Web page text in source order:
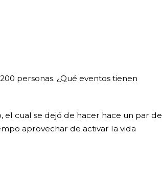
personas. ¿Qué eventos tienen
el cual se dejó de hacer hace un par de
aprovechar de activar la vida